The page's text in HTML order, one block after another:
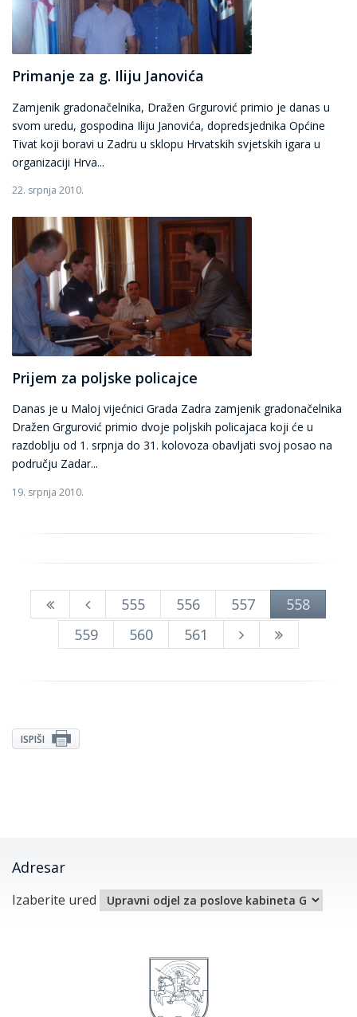
Primanje za g. Iliju Janovića
Zamjenik gradonačelnika, Dražen Grgurović primio je danas u
svom uredu, gospodina Iliju Janovića, dopredsjednika Općine
Tivat koji boravi u Zadru u sklopu Hrvatskih svjetskih igara u
organizaciji Hrva...
22. srpnja 2010.
Prijem za poljske policajce
Danas je u Maloj vijećnici Grada Zadra zamjenik gradonačelnika
Dražen Grgurović primio dvoje poljskih policajaca koji će u
razdoblju od 1. srpnja do 31. kolovoza obavljati svoj posao na
području Zadar...
19. srpnja 2010.
555 556 557
558
559
560 561
ISPIŠI
Adresar
Izaberite ured